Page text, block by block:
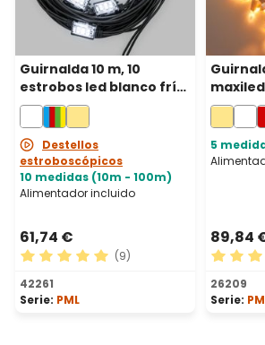
Guirnalda 10 m, 10
estrobos led blanco frío,
cable negro,
prolongable
Destellos
estroboscópicos
10 medidas (10m - 100m)
Alimentador incluido
61,74 €
Calificación promedio de 5 de 5
(9)
42261
Serie: PML
cable
5
89,84
26209
Serie: